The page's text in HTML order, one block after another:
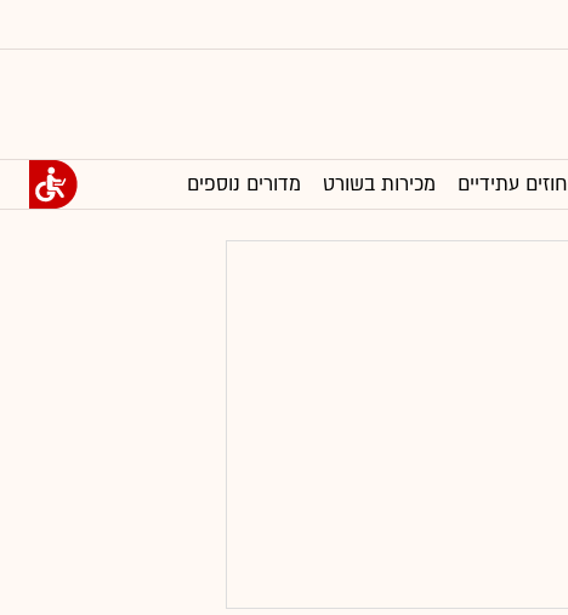
חוזים עתידיים מכירות בשורט מדורים נוספים